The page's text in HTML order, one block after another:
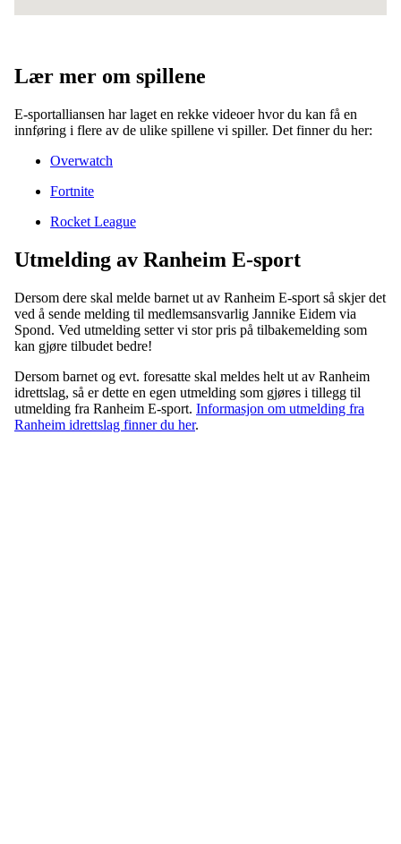
Lær mer om spillene
E-sportalliansen har laget en rekke videoer hvor du kan få en
innføring i flere av de ulike spillene vi spiller. Det finner du her:
Overwatch
Fortnite
Rocket League
Utmelding av Ranheim E-sport
Dersom dere skal melde barnet ut av Ranheim E-sport så skjer det
ved å sende melding til medlemsansvarlig Jannike Eidem via
Spond. Ved utmelding setter vi stor pris på tilbakemelding som
kan gjøre tilbudet bedre!
Dersom barnet og evt. foresatte skal meldes helt ut av Ranheim
idrettslag, så er dette en egen utmelding som gjøres i tillegg til
utmelding fra Ranheim E-sport. Informasjon om utmelding fra
Ranheim idrettslag finner du her.